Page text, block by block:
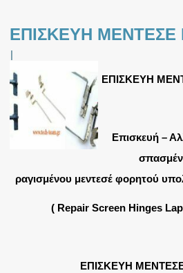
ΕΠΙΣΚΕΥΗ ΜΕΝΤΕΣΕ
|
ΕΠΙΣΚΕΥΗ
Επισκευή –
ραγισμένου μεντεσέ φορητού
( Repair Screen Hinges
ΕΠΙΣΚΕΥΗ